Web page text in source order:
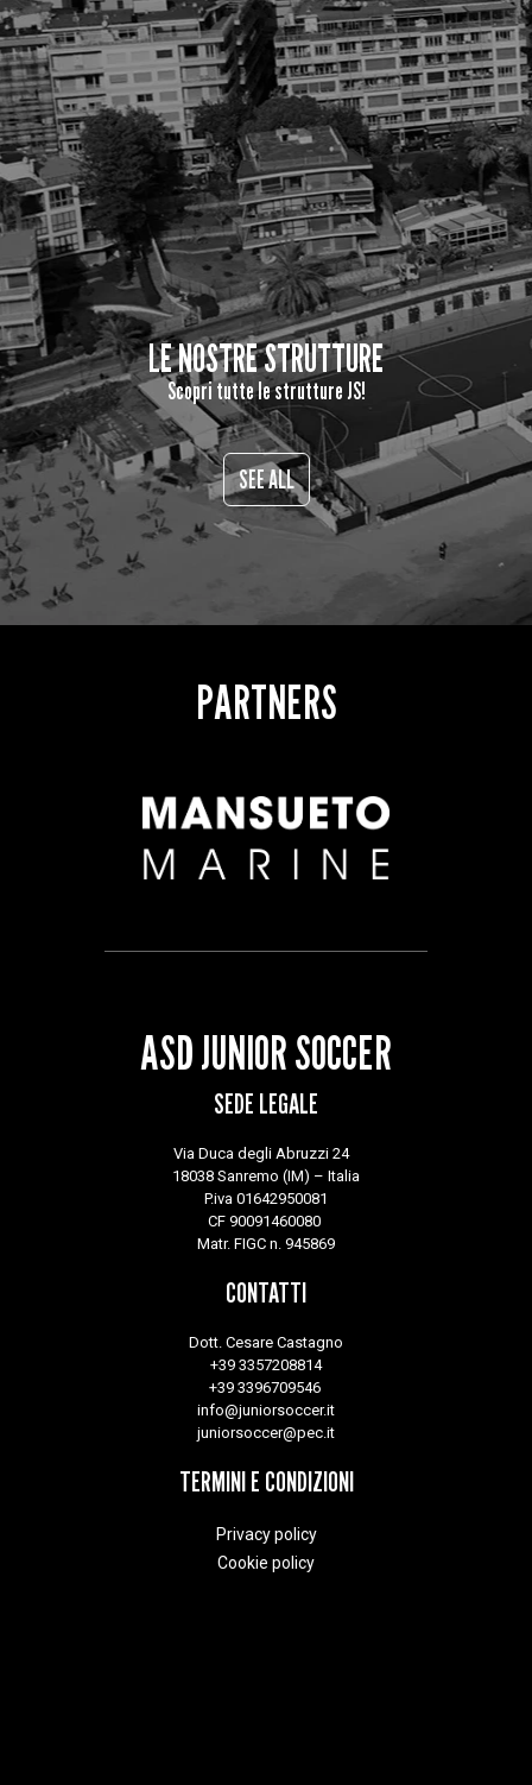
LE NOSTRE STRUTTURE
Scopri tutte le strutture JS!
SEE ALL
PARTNERS
ASD JUNIOR SOCCER
SEDE LEGALE
Via Duca degli Abruzzi 24
18038 Sanremo (IM) – Italia
P.iva 01642950081
CF 90091460080
Matr. FIGC n. 945869
CONTATTI
Dott. Cesare Castagno
+39 3357208814
+39 3396709546
info@juniorsoccer.it
juniorsoccer@pec.it
TERMINI E CONDIZIONI
Privacy policy
Cookie policy